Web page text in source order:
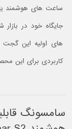
ساعت های هوشمند
جایگاه خود در
های اولیه این گجت
کاربردی برای این
سامسونگ